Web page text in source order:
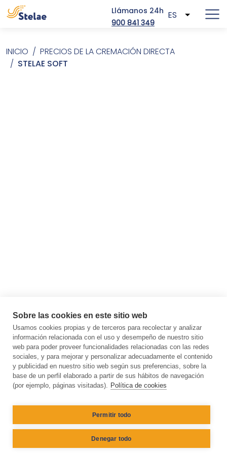
Llámanos 24h
900 841 349
ES Lista
Sobrescribir enlaces de ayuda a la
INICIO
PRECIOS DE LA CREMACIÓN DIRECTA
STELAE SOFT
Solicitar asesoramiento
Pie de página
Sobre las cookies en este sitio web
Usamos cookies propias y de terceros para recolectar y analizar
información relacionada con el uso y desempeño de nuestro sitio
web para poder proveer funcionalidades relacionadas con las redes
sociales, y para mejorar y personalizar adecuadamente el contenido
y publicidad en nuestro sitio web según sus preferencias, sobre la
base de un perfil elaborado a partir de sus hábitos de navegación
(por ejemplo, páginas visitadas). Política de cookies
Permitir todo
Denegar todo